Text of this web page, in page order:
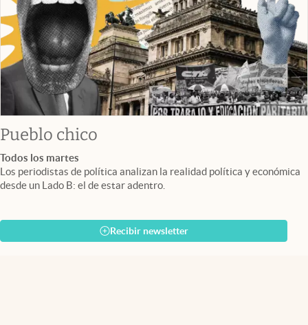
Pueblo chico
Todos los martes
Los periodistas de política analizan la realidad política y económica
desde un Lado B: el de estar adentro.
Recibir newsletter